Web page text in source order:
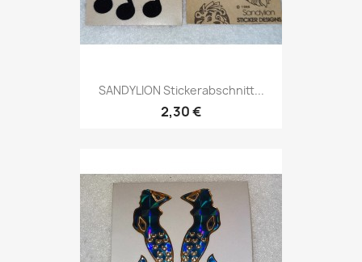
SANDYLION Stickerabschnitt...
2,30 €